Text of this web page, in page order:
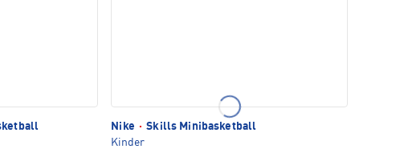
Nike · Skills Minibasketball
Kinder